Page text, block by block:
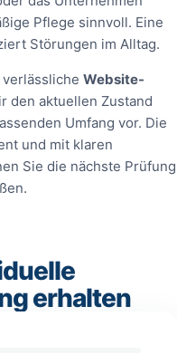
Pflege sinnvoll. Eine
Störungen im Alltag.
Website-
den aktuellen Zustand
Umfang vor. Die
und mit klaren
Sie die nächste Prüfung
erhalten